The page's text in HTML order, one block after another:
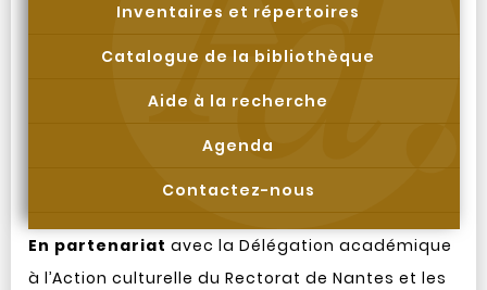
Inventaires et répertoires
Catalogue de la bibliothèque
Aide à la recherche
Agenda
Contactez-nous
En partenariat avec la Délégation académique
à l’Action culturelle du Rectorat de Nantes et les